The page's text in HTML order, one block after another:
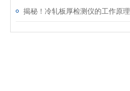
揭秘！冷轧板厚检测仪的工作原理